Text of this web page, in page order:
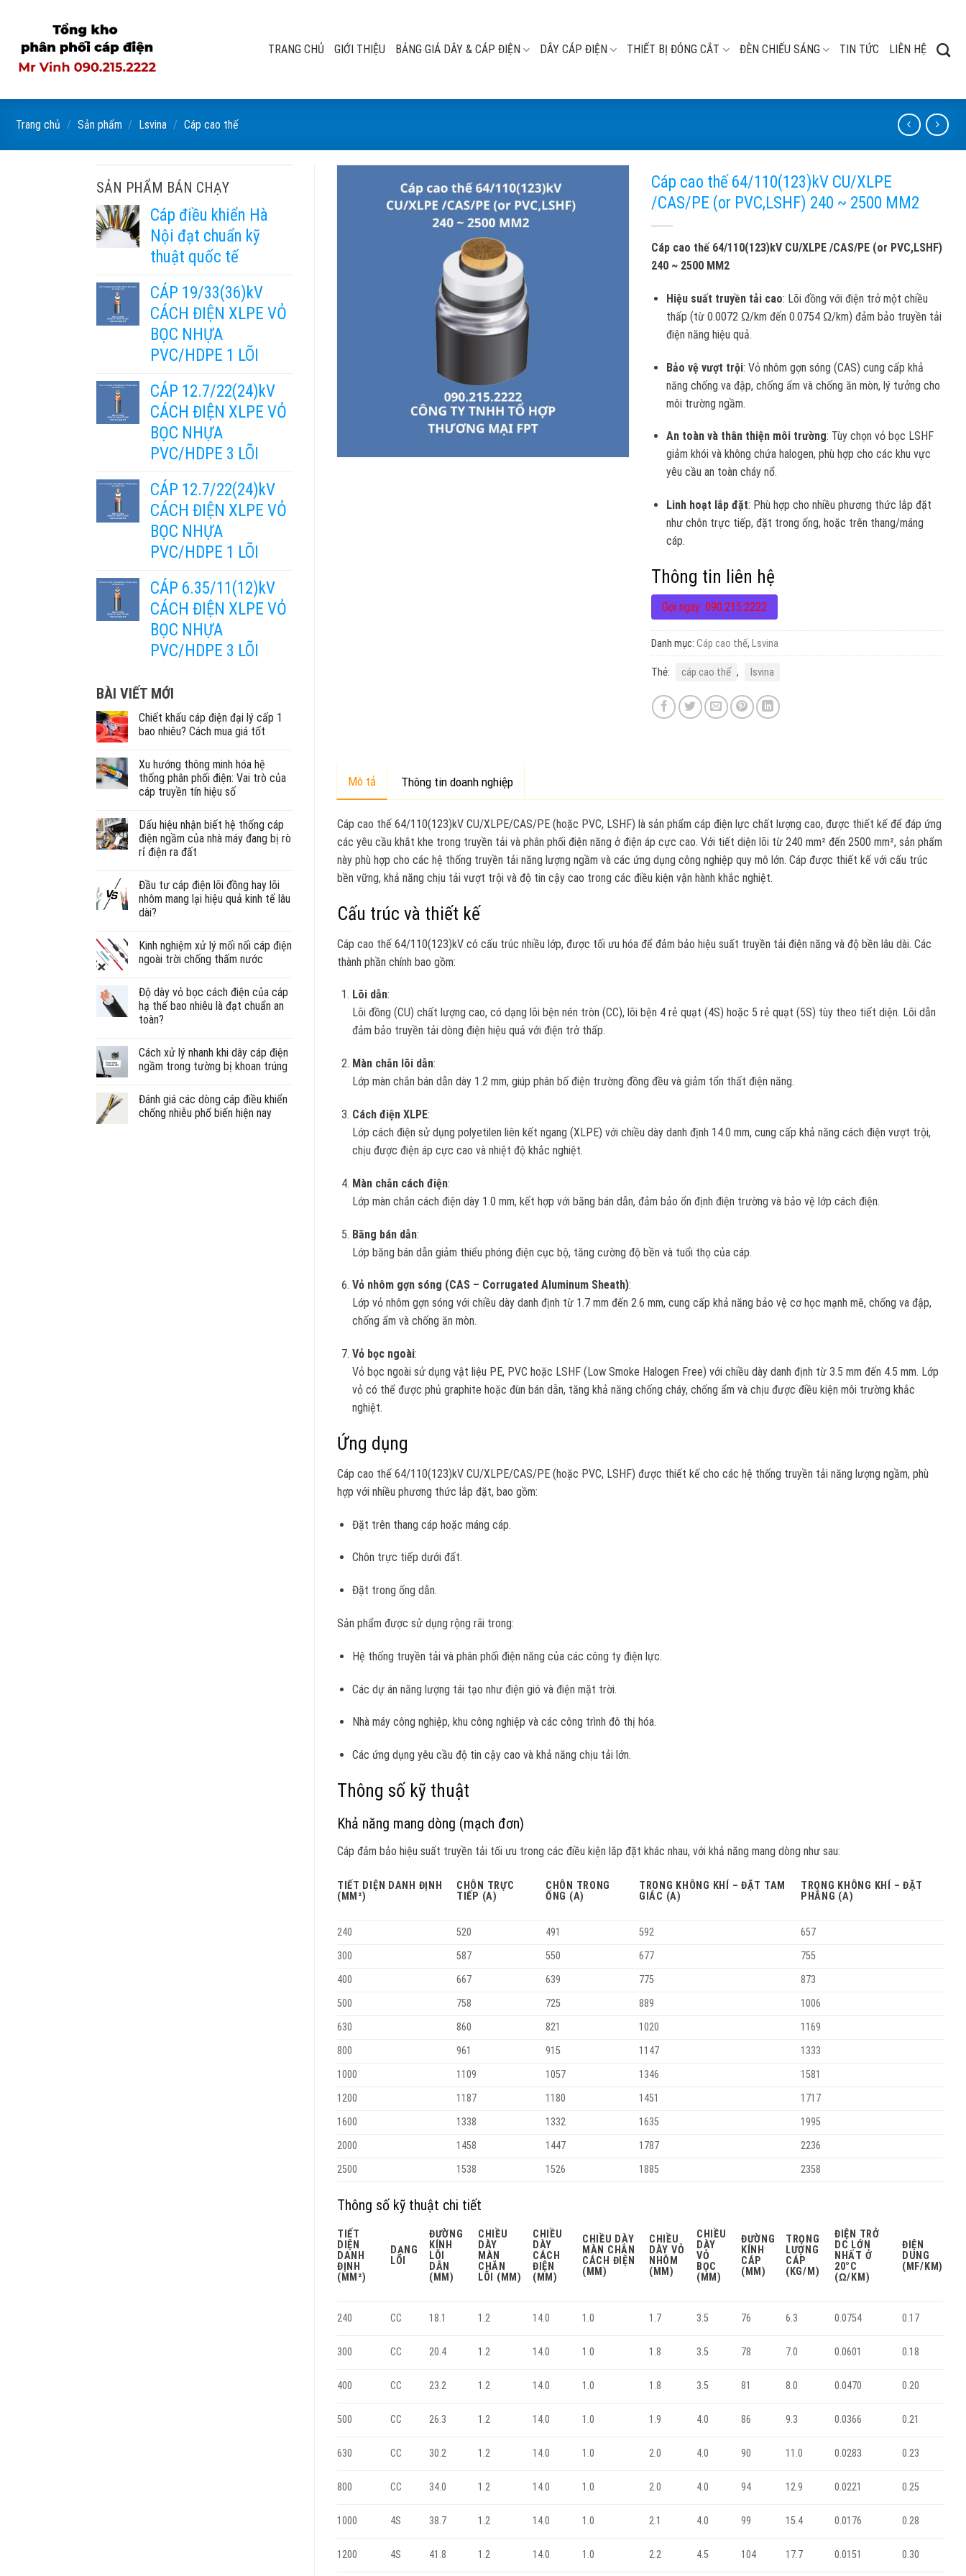
content
TRANG CHỦ GIỚI THIỆU BẢNG GIÁ DÂY & CÁP ĐIỆN DÂY CÁP ĐIỆN THIẾT BỊ ĐÓNG CẮT ĐÈN CHIẾU SÁNG TIN TỨC LIÊN HỆ
Trang chủ / Sản phẩm / Lsvina / Cáp cao thế
SẢN PHẨM BÁN CHẠY
Cáp điều khiển Hà
Nội đạt chuẩn kỹ
thuật quốc tế
CÁP 19/33(36)kV
CÁCH ĐIỆN XLPE VỎ
BỌC NHỰA
PVC/HDPE 1 LÕI
CÁP 12.7/22(24)kV
CÁCH ĐIỆN XLPE VỎ
BỌC NHỰA
PVC/HDPE 3 LÕI
CÁP 12.7/22(24)kV
CÁCH ĐIỆN XLPE VỎ
BỌC NHỰA
PVC/HDPE 1 LÕI
CÁP 6.35/11(12)kV
CÁCH ĐIỆN XLPE VỎ
BỌC NHỰA
PVC/HDPE 3 LÕI
BÀI VIẾT MỚI
Chiết khấu cáp điện đại lý cấp 1
bao nhiêu? Cách mua giá tốt
Xu hướng thông minh hóa hệ
thống phân phối điện: Vai trò của
cáp truyền tín hiệu số
Dấu hiệu nhận biết hệ thống cáp
điện ngầm của nhà máy đang bị rò
rỉ điện ra đất
Đầu tư cáp điện lõi đồng hay lõi
nhôm mang lại hiệu quả kinh tế lâu
dài?
Kinh nghiệm xử lý mối nối cáp điện
ngoài trời chống thấm nước
Độ dày vỏ bọc cách điện của cáp
hạ thế bao nhiêu là đạt chuẩn an
toàn?
Cách xử lý nhanh khi dây cáp điện
ngầm trong tường bị khoan trúng
Đánh giá các dòng cáp điều khiển
chống nhiễu phổ biến hiện nay
Cáp cao thế 64/110(123)kV CU/XLPE
/CAS/PE (or PVC,LSHF) 240 ~ 2500 MM2
Cáp cao thế 64/110(123)kV CU/XLPE /CAS/PE (or PVC,LSHF)
240 ~ 2500 MM2
Hiệu suất truyền tải cao: Lõi đồng với điện trở một chiều
thấp (từ 0.0072 Ω/km đến 0.0754 Ω/km) đảm bảo truyền tải
điện năng hiệu quả.
Bảo vệ vượt trội: Vỏ nhôm gợn sóng (CAS) cung cấp khả
năng chống va đập, chống ẩm và chống ăn mòn, lý tưởng cho
môi trường ngầm.
An toàn và thân thiện môi trường: Tùy chọn vỏ bọc LSHF
giảm khói và không chứa halogen, phù hợp cho các khu vực
yêu cầu an toàn cháy nổ.
Linh hoạt lắp đặt: Phù hợp cho nhiều phương thức lắp đặt
như chôn trực tiếp, đặt trong ống, hoặc trên thang/máng
cáp.
Thông tin liên hệ
Gọi ngay: 090.215.2222
Danh mục: Cáp cao thế, Lsvina
Thẻ: cáp cao thế , lsvina
Mô tả Thông tin doanh nghiệp
Cáp cao thế 64/110(123)kV CU/XLPE/CAS/PE (hoặc PVC, LSHF) là sản phẩm cáp điện lực chất lượng cao, được thiết kế để đáp ứng
các yêu cầu khắt khe trong truyền tải và phân phối điện năng ở điện áp cực cao. Với tiết diện lõi từ 240 mm² đến 2500 mm², sản phẩm
này phù hợp cho các hệ thống truyền tải năng lượng ngầm và các ứng dụng công nghiệp quy mô lớn. Cáp được thiết kế với cấu trúc
bền vững, khả năng chịu tải vượt trội và độ tin cậy cao trong các điều kiện vận hành khắc nghiệt.
Cấu trúc và thiết kế
Cáp cao thế 64/110(123)kV có cấu trúc nhiều lớp, được tối ưu hóa để đảm bảo hiệu suất truyền tải điện năng và độ bền lâu dài. Các
thành phần chính bao gồm:
Lõi dẫn:
Lõi đồng (CU) chất lượng cao, có dạng lõi bện nén tròn (CC), lõi bện 4 rẻ quạt (4S) hoặc 5 rẻ quạt (5S) tùy theo tiết diện. Lõi dẫn
đảm bảo truyền tải dòng điện hiệu quả với điện trở thấp.
Màn chắn lõi dẫn:
Lớp màn chắn bán dẫn dày 1.2 mm, giúp phân bố điện trường đồng đều và giảm tổn thất điện năng.
Cách điện XLPE:
Lớp cách điện sử dụng polyetilen liên kết ngang (XLPE) với chiều dày danh định 14.0 mm, cung cấp khả năng cách điện vượt trội,
chịu được điện áp cực cao và nhiệt độ khắc nghiệt.
Màn chắn cách điện:
Lớp màn chắn cách điện dày 1.0 mm, kết hợp với băng bán dẫn, đảm bảo ổn định điện trường và bảo vệ lớp cách điện.
Băng bán dẫn:
Lớp băng bán dẫn giảm thiểu phóng điện cục bộ, tăng cường độ bền và tuổi thọ của cáp.
Vỏ nhôm gợn sóng (CAS – Corrugated Aluminum Sheath):
Lớp vỏ nhôm gợn sóng với chiều dày danh định từ 1.7 mm đến 2.6 mm, cung cấp khả năng bảo vệ cơ học mạnh mẽ, chống va đập,
chống ẩm và chống ăn mòn.
Vỏ bọc ngoài:
Vỏ bọc ngoài sử dụng vật liệu PE, PVC hoặc LSHF (Low Smoke Halogen Free) với chiều dày danh định từ 3.5 mm đến 4.5 mm. Lớp
vỏ có thể được phủ graphite hoặc đùn bán dẫn, tăng khả năng chống cháy, chống ẩm và chịu được điều kiện môi trường khắc
nghiệt.
Ứng dụng
Cáp cao thế 64/110(123)kV CU/XLPE/CAS/PE (hoặc PVC, LSHF) được thiết kế cho các hệ thống truyền tải năng lượng ngầm, phù
hợp với nhiều phương thức lắp đặt, bao gồm:
Đặt trên thang cáp hoặc máng cáp.
Chôn trực tiếp dưới đất.
Đặt trong ống dẫn.
Sản phẩm được sử dụng rộng rãi trong:
Hệ thống truyền tải và phân phối điện năng của các công ty điện lực.
Các dự án năng lượng tái tạo như điện gió và điện mặt trời.
Nhà máy công nghiệp, khu công nghiệp và các công trình đô thị hóa.
Các ứng dụng yêu cầu độ tin cậy cao và khả năng chịu tải lớn.
Thông số kỹ thuật
Khả năng mang dòng (mạch đơn)
Cáp đảm bảo hiệu suất truyền tải tối ưu trong các điều kiện lắp đặt khác nhau, với khả năng mang dòng như sau:
TIẾT DIỆN DANH ĐỊNH
(MM²)
CHÔN TRỰC
TIẾP (A)
CHÔN TRONG
ỐNG (A)
TRONG KHÔNG KHÍ – ĐẶT TAM
GIÁC (A)
TRONG KHÔNG KHÍ – ĐẶT
PHẲNG (A)
240 520 491 592
657
300
587 550 677
755
400
667 639 775
873
500
758 725 889
1006
630
860 821 1020
1169
800
961 915 1147
1333
1000
1109 1057 1346
1581
1200
1187 1180 1451
1717
1600
1338 1332 1635
1995
2000
1458 1447 1787
2236
2500
1538 1526 1885 2358
Thông số kỹ thuật chi tiết
TIẾT
DIỆN
DANH
ĐỊNH
(MM²)
DẠNG
LÕI
ĐƯỜNG
KÍNH
LÕI
DẪN
(MM)
CHIỀU
DÀY
MÀN
CHẮN
LÕI (MM)
CHIỀU
DÀY
CÁCH
ĐIỆN
(MM)
CHIỀU DÀY
MÀN CHẮN
CÁCH ĐIỆN
(MM)
CHIỀU
DÀY VỎ
NHÔM
(MM)
CHIỀU
DÀY
VỎ
BỌC
(MM)
ĐƯỜNG
KÍNH
CÁP
(MM)
TRỌNG
LƯỢNG
CÁP
(KG/M)
ĐIỆN TRỞ
DC LỚN
NHẤT Ở
20°C
(Ω/KM)
ĐIỆN
DUNG
(ΜF/KM)
240 CC 18.1 1.2 14.0 1.0 1.7 3.5 76 6.3 0.0754 0.17
300 CC 20.4 1.2 14.0 1.0 1.8 3.5 78 7.0 0.0601 0.18
400 CC 23.2 1.2 14.0 1.0 1.8 3.5 81 8.0 0.0470 0.20
500 CC 26.3 1.2 14.0 1.0 1.9 4.0 86 9.3 0.0366 0.21
630 CC 30.2 1.2 14.0 1.0 2.0 4.0 90 11.0 0.0283 0.23
800 CC 34.0 1.2 14.0 1.0 2.0 4.0 94 12.9 0.0221 0.25
1000 4S 38.7 1.2 14.0 1.0 2.1 4.0 99 15.4 0.0176 0.28
1200 4S 41.8 1.2 14.0 1.0 2.2 4.5 104 17.7 0.0151 0.30